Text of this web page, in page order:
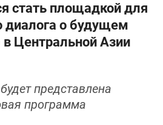
стать площадкой для
диалога о будущем
в Центральной Азии
представлена
программа